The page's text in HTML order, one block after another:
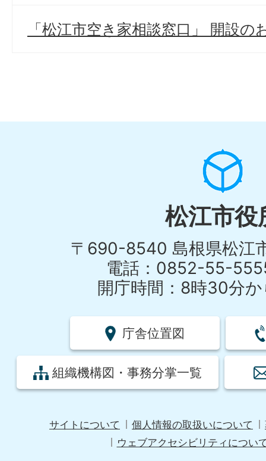
「松江市空き家相談窓口」 開設の
松江市役
〒690-8540 島根県松江
電話：0852-55-
開庁時間：8時30分か
庁舎位置図
組織機構図・事務分掌一覧
サイトについて 個人情報の取扱いについて
ウェブアクセシビリティについ